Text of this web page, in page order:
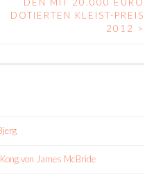
DOTIERTEN KLEIST-PREIS
2012
>
von James McBride